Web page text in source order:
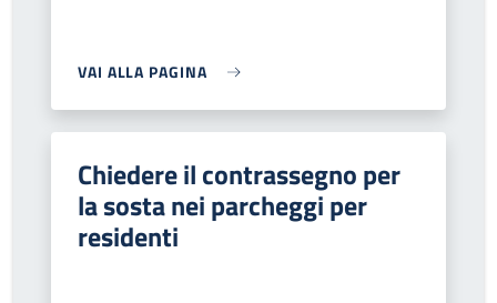
VAI ALLA PAGINA
Chiedere il contrassegno per
la sosta nei parcheggi per
residenti